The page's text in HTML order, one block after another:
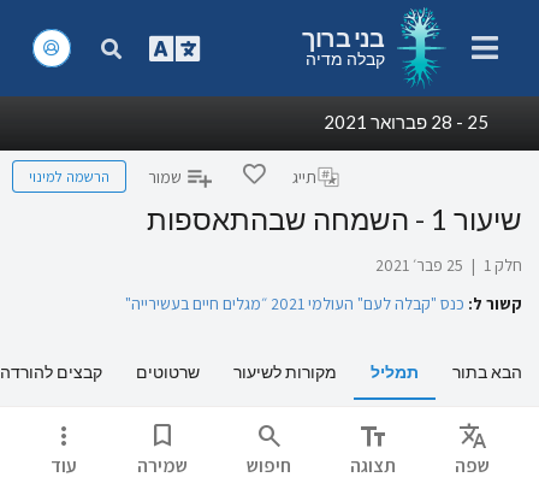
בני ברוך
קבלה מדיה
25 - 28 פברואר 2021
תייג שמור הרשמה למינוי
שיעור 1 - השמחה שבהתאספות
חלק 1 | 25 פבר׳ 2021
קשור ל: כנס "קבלה לעם" העולמי 2021 ״מגלים חיים בעשירייה"
הבא בתור תמליל מקורות לשיעור שרטוטים קבצים להורדה
Translate
שפה
text_fields
תצוגה
search
חיפוש
bookmark
שמירה
more_vert
עוד